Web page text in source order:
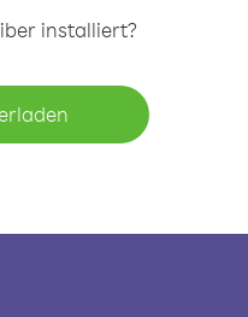
installiert?